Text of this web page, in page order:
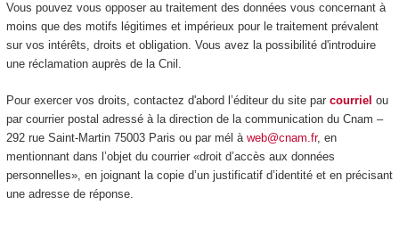
Vous pouvez vous opposer au traitement des données vous concernant à
moins que des motifs légitimes et impérieux pour le traitement prévalent
sur vos intérêts, droits et obligation. Vous avez la possibilité d'introduire
une réclamation auprès de la Cnil.
Pour exercer vos droits, contactez d'abord l’éditeur du site par courriel ou
par courrier postal adressé à la direction de la communication du Cnam –
292 rue Saint-Martin 75003 Paris ou par mél à web@cnam.fr, en
mentionnant dans l’objet du courrier «droit d’accès aux données
personnelles», en joignant la copie d’un justificatif d’identité et en précisant
une adresse de réponse.